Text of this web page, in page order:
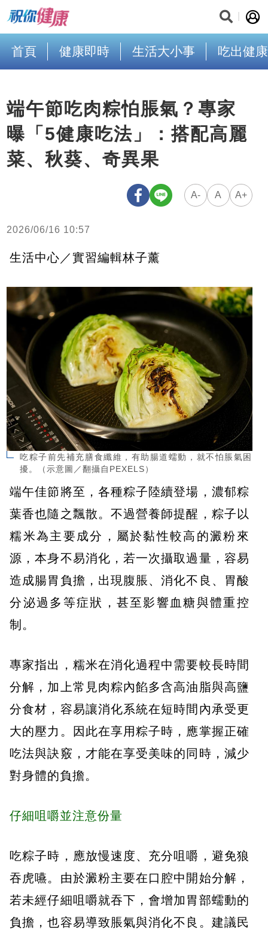
首頁 健康即時 生活大小事 吃出健康
端午節吃肉粽怕脹氣？專家
曝「5健康吃法」：搭配高麗
菜、秋葵、奇異果
A- A A+
2026/06/16 10:57
生活中心／實習編輯林子薰
吃粽子前先補充膳食纖維，有助腸道蠕動，就不怕脹氣困
擾。（示意圖／翻攝自PEXELS）
端午佳節將至，各種粽子陸續登場，濃郁粽
葉香也隨之飄散。不過營養師提醒，粽子以
糯米為主要成分，屬於黏性較高的澱粉來
源，本身不易消化，若一次攝取過量，容易
造成腸胃負擔，出現腹脹、消化不良、胃酸
分泌過多等症狀，甚至影響血糖與體重控
制。
專家指出，糯米在消化過程中需要較長時間
分解，加上常見肉粽內餡多含高油脂與高鹽
分食材，容易讓消化系統在短時間內承受更
大的壓力。因此在享用粽子時，應掌握正確
吃法與訣竅，才能在享受美味的同時，減少
對身體的負擔。
仔細咀嚼並注意份量
吃粽子時，應放慢速度、充分咀嚼，避免狼
吞虎嚥。由於澱粉主要在口腔中開始分解，
若未經仔細咀嚼就吞下，會增加胃部蠕動的
負擔，也容易導致脹氣與消化不良。建議民